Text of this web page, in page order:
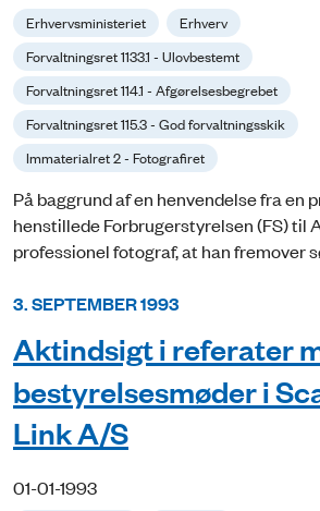
Erhvervsministeriet
Erhverv
Forvaltningsret 1133.1 - Ulovbestemt
Forvaltningsret 114.1 - Afgørelsesbegrebet
Forvaltningsret 115.3 - God forvaltningsskik
Immaterialret 2 - Fotografiret
På baggrund af en henvendelse fra en
henstillede Forbrugerstyrelsen (FS) til
professionel fotograf, at han fremover
3. SEPTEMBER 1993
Aktindsigt i referater
bestyrelsesmøder i
Link A/S
01-01-1993